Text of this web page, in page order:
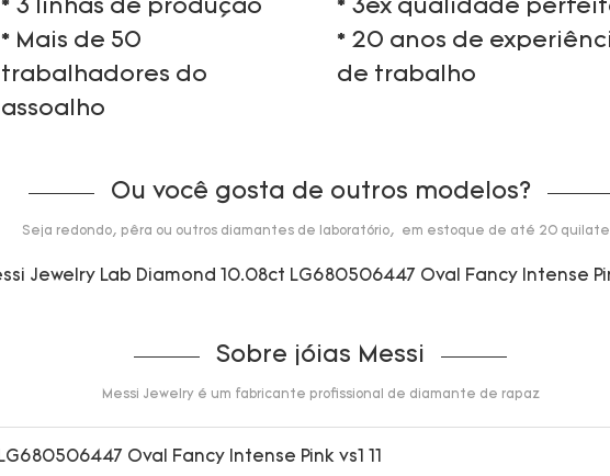
* 3 linhas de produção
* Mais de 50
trabalhadores do
assoalho
* 3ex qualidade
* 20 anos de
de trabalho
Ou você gosta de outros modelos?
Seja redondo, pêra ou outros diamantes de laboratório, em estoque de até 20
Sobre jóias Messi
Messi Jewelry é um fabricante profissional de diamante de rapaz